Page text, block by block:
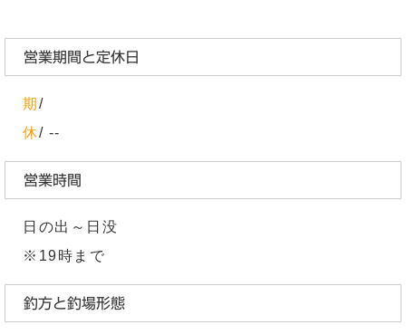
営業期間と定休日
期 /
休/ --
営業時間
日の出～日没
※19時まで
釣方と釣場形態